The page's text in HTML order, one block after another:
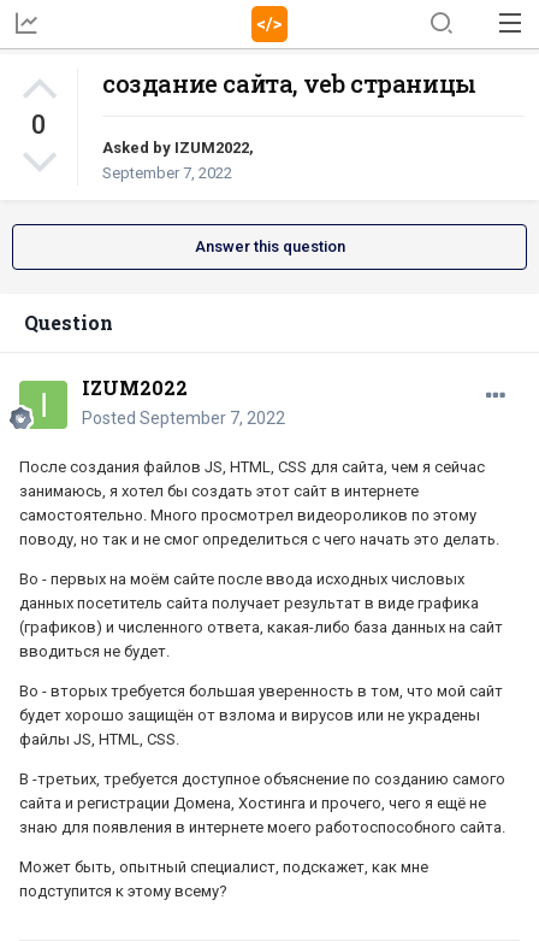
0
создание сайта, veb страницы
Asked by IZUM2022,
September 7, 2022
Answer this question
Question
IZUM2022
Posted September 7, 2022
После создания файлов JS, HTML, CSS для сайта, чем я сейчас
занимаюсь, я хотел бы создать этот сайт в интернете
самостоятельно. Много просмотрел видеороликов по этому
поводу, но так и не смог определиться с чего начать это делать.
Во - первых на моём сайте после ввода исходных числовых
данных посетитель сайта получает результат в виде графика
(графиков) и численного ответа, какая-либо база данных на сайт
вводиться не будет.
Во - вторых требуется большая уверенность в том, что мой сайт
будет хорошо защищён от взлома и вирусов или не украдены
файлы JS, HTML, CSS.
В -третьих, требуется доступное объяснение по созданию самого
сайта и регистрации Домена, Хостинга и прочего, чего я ещё не
знаю для появления в интернете моего работоспособного сайта.
Может быть, опытный специалист, подскажет, как мне
подступится к этому всему?